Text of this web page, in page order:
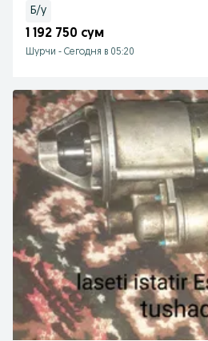
Б/у
1 192 750 сум
Шурчи - Сегодня в 05:20